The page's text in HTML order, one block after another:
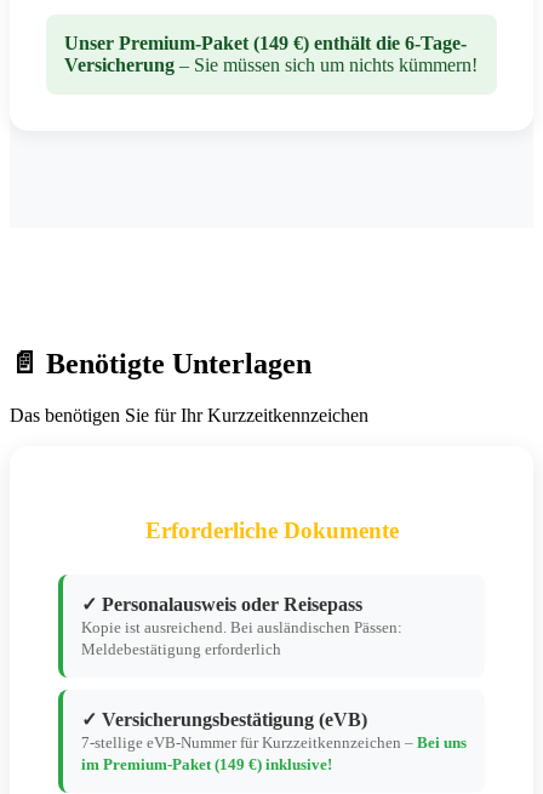
Unser Premium-Paket (149 €) enthält die 6-Tage-
Versicherung – Sie müssen sich um nichts kümmern!
📄 Benötigte Unterlagen
Das benötigen Sie für Ihr Kurzzeitkennzeichen
Erforderliche Dokumente
✓ Personalausweis oder Reisepass
Kopie ist ausreichend. Bei ausländischen Pässen:
Meldebestätigung erforderlich
✓ Versicherungsbestätigung (eVB)
7-stellige eVB-Nummer für Kurzzeitkennzeichen – Bei uns
im Premium-Paket (149 €) inklusive!